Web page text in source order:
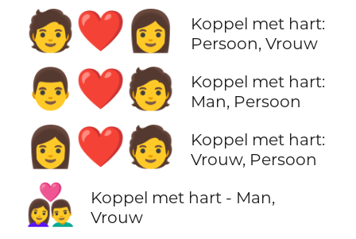
🧑‍❤️‍👩
Koppel met hart:
Persoon, Vrouw
👨‍❤️‍🧑
Koppel met hart:
Man, Persoon
👩‍❤️‍🧑
Koppel met hart:
Vrouw, Persoon
👨‍❤️‍👩
Koppel met hart - Man,
Vrouw